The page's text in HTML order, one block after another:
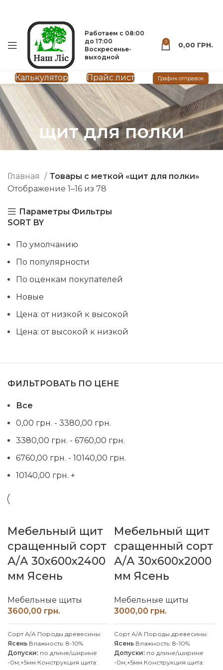
Работаем с 08:00
до 17:00
Воскресенье-
выходной
0 0,00 ГРН.
Калькулятор Прайс лист График отправок
щит для полки
Главная
Товары с меткой «щит для полки»
Отображение 1–16 из 78
Параметры Фильтры
SORT BY
По умолчанию
По популярности
По оценкам покупателей
Новые
Цена: от низкой к высокой
Цена: от высокой к низкой
ФИЛЬТРОВАТЬ ПО ЦЕНЕ
Все
0,00 грн. - 3380,00 грн.
3380,00 грн. - 6760,00 грн.
6760,00 грн. - 10140,00 грн.
10140,00 грн. +
Мебельный щит
сращенный сорт
А/А 30х600х2400
мм Ясень
Мебельные щиты
грн.
Сорт А/А Породы древесины:
Ясень Влажность: 8-10%
Допуски: по длине/ширине
-0м;+5мм Конструкция щита:
Мебельный щит
сращенный сорт
А/А 30х600х2000
мм Ясень
Мебельные щиты
грн.
Сорт А/А Породы древесины:
Ясень Влажность: 8-10%
Допуски: по длине/ширине
-0м;+5мм Конструкция щита: